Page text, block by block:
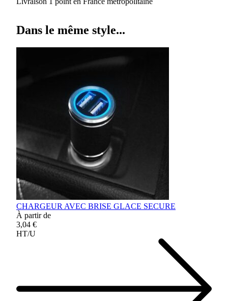
Dans le même style...
CHARGEUR AVEC BRISE GLACE SECURE
À partir de
3,04 €
HT/U